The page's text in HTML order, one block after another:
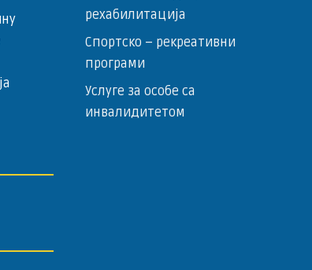
рехабилитација
Спортско – ­рекреативни
програми
Услуге за особе са
инвалидитетом